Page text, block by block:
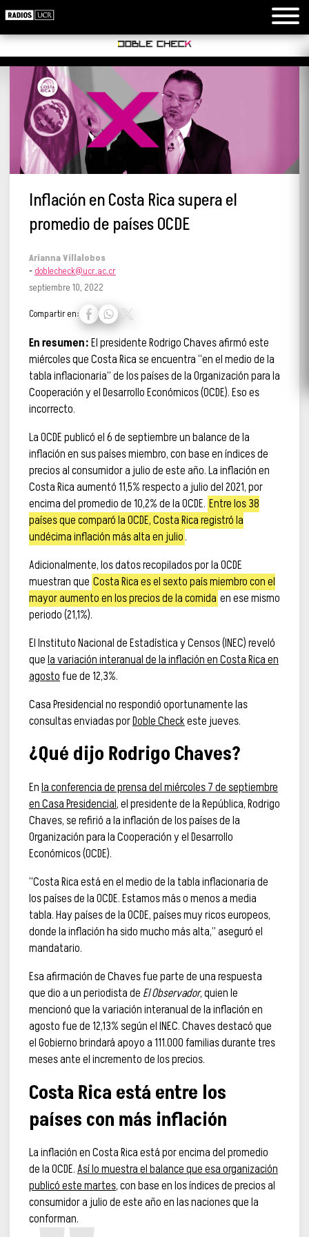
Inflación en Costa Rica supera el
promedio de países OCDE
Arianna Villalobos
- doblecheck@ucr.ac.cr
septiembre 10, 2022
Compartir en:
En resumen:El presidente Rodrigo Chaves afirmó este
miércoles que Costa Rica se encuentra “en el medio de la
tabla inflacionaria” de los países de la Organización para la
Cooperación y el Desarrollo Económicos (OCDE). Eso es
incorrecto.
La OCDE publicó el 6 de septiembre un balance de la
inflación en sus países miembro, con base en índices de
precios al consumidor a julio de este año. La inflación en
Costa Rica aumentó 11,5% respecto a julio del 2021, por
encima del promedio de 10,2% de la OCDE. Entre los 38
países que comparó la OCDE, Costa Rica registró la
undécima inflación más alta en julio.
Adicionalmente, los datos recopilados por la OCDE
muestran que Costa Rica es el sexto país miembro con el
mayor aumento en los precios de la comida en ese mismo
periodo (21,1%).
El Instituto Nacional de Estadística y Censos (INEC) reveló
quela variación interanual de la inflación en Costa Rica en
agostofue de 12,3%.
Casa Presidencial no respondió oportunamente las
consultas enviadas porDoble Checkeste jueves.
¿Qué dijo Rodrigo Chaves?
Enla conferencia de prensa del miércoles 7 de septiembre
en Casa Presidencial, el presidente de la República, Rodrigo
Chaves, se refirió a la inflación de los países de la
Organización para la Cooperación y el Desarrollo
Económicos (OCDE).
“Costa Rica está en el medio de la tabla inflacionaria de
los países de la OCDE. Estamos más o menos a media
tabla. Hay países de la OCDE, países muy ricos europeos,
donde la inflación ha sido mucho más alta,” aseguró el
mandatario.
Esa afirmación de Chaves fue parte de una respuesta
que dio a un periodista de El Observador, quien le
mencionó que la variación interanual de la inflación en
agosto fue de 12,13% según el INEC. Chaves destacó que
el Gobierno brindará apoyo a 111.000 familias durante tres
meses ante el incremento de los precios.
Costa Rica está entre los
países con más inflación
La inflación en Costa Rica está por encima del promedio
de la OCDE.Así lo muestra el balance que esa organización
publicó este martes, con base en los índices de precios al
consumidor a julio de este año en las naciones que la
conforman.